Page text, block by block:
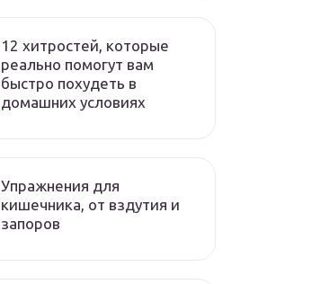
12 хитростей, которые
реально помогут вам
быстро похудеть в
домашних условиях
Упражнения для
кишечника, от вздутия и
запоров